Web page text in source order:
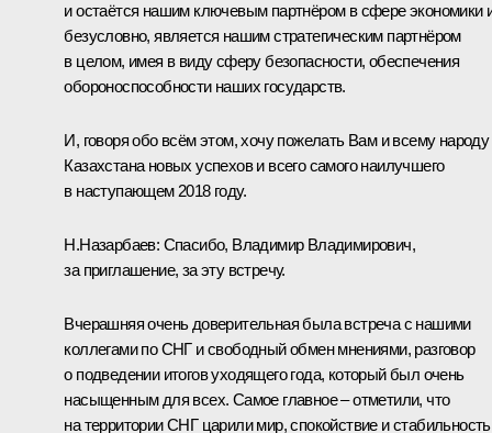
и остаётся нашим ключевым партнёром в сфере экономики
безусловно, является нашим стратегическим партнёром
в целом, имея в виду сферу безопасности, обеспечения
обороноспособности наших государств.
И, говоря обо всём этом, хочу пожелать Вам и всему народу
Казахстана новых успехов и всего самого наилучшего
в наступающем 2018 году.
Н.Назарбаев: Спасибо, Владимир Владимирович,
за приглашение, за эту встречу.
Вчерашняя очень доверительная была встреча с нашими
коллегами по СНГ и свободный обмен мнениями, разговор
о подведении итогов уходящего года, который был очень
насыщенным для всех. Самое главное – отметили, что
на территории СНГ царили мир, спокойствие и